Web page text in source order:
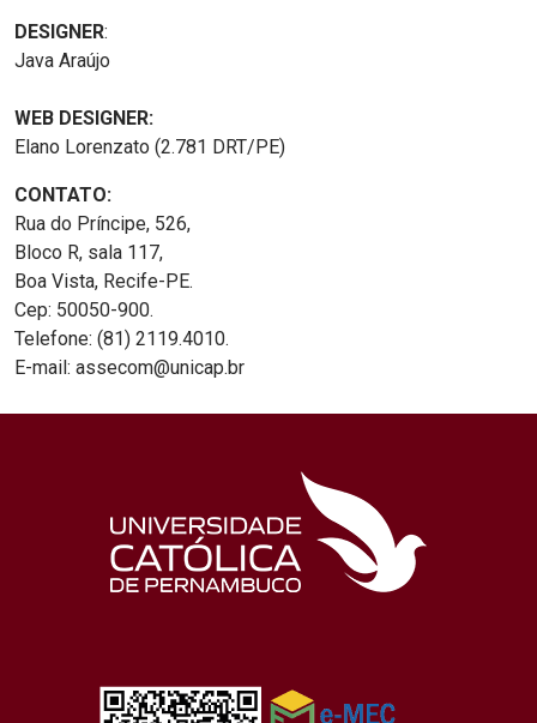
DESIGNER:
Java Araújo
WEB DESIGNER:
Elano Lorenzato (2.781 DRT/PE)
CONTATO:
Rua do Príncipe, 526,
Bloco R, sala 117,
Boa Vista, Recife-PE.
Cep: 50050-900.
Telefone: (81) 2119.4010.
E-mail: assecom@unicap.br